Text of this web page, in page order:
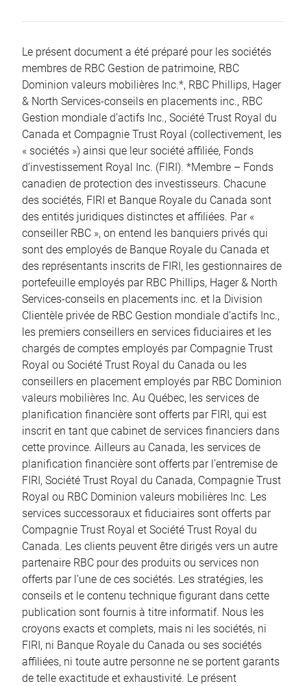
Le présent document a été préparé pour les sociétés
membres de RBC Gestion de patrimoine, RBC
Dominion valeurs mobilières Inc.*, RBC Phillips, Hager
& North Services-conseils en placements inc., RBC
Gestion mondiale d’actifs Inc., Société Trust Royal du
Canada et Compagnie Trust Royal (collectivement, les
« sociétés ») ainsi que leur société affiliée, Fonds
d’investissement Royal Inc. (FIRI). *Membre – Fonds
canadien de protection des investisseurs. Chacune
des sociétés, FIRI et Banque Royale du Canada sont
des entités juridiques distinctes et affiliées. Par «
conseiller RBC », on entend les banquiers privés qui
sont des employés de Banque Royale du Canada et
des représentants inscrits de FIRI, les gestionnaires de
portefeuille employés par RBC Phillips, Hager & North
Services-conseils en placements inc. et la Division
Clientèle privée de RBC Gestion mondiale d’actifs Inc.,
les premiers conseillers en services fiduciaires et les
chargés de comptes employés par Compagnie Trust
Royal ou Société Trust Royal du Canada ou les
conseillers en placement employés par RBC Dominion
valeurs mobilières Inc. Au Québec, les services de
planification financière sont offerts par FIRI, qui est
inscrit en tant que cabinet de services financiers dans
cette province. Ailleurs au Canada, les services de
planification financière sont offerts par l’entremise de
FIRI, Société Trust Royal du Canada, Compagnie Trust
Royal ou RBC Dominion valeurs mobilières Inc. Les
services successoraux et fiduciaires sont offerts par
Compagnie Trust Royal et Société Trust Royal du
Canada. Les clients peuvent être dirigés vers un autre
partenaire RBC pour des produits ou services non
offerts par l’une de ces sociétés. Les stratégies, les
conseils et le contenu technique figurant dans cette
publication sont fournis à titre informatif. Nous les
croyons exacts et complets, mais ni les sociétés, ni
FIRI, ni Banque Royale du Canada ou ses sociétés
affiliées, ni toute autre personne ne se portent garants
de telle exactitude et exhaustivité. Le présent